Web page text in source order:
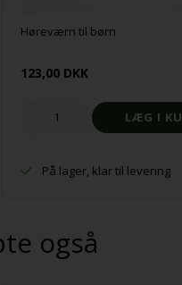
Høreværn til børn
123,00 DKK
På lager, klar til levering
også